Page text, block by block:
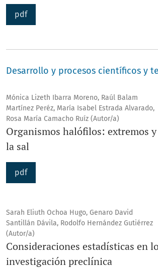
pdf
Desarrollo y procesos científicos y
Mónica Lizeth Ibarra Moreno, Raúl Balam
Martínez Peréz, María Isabel Estrada Alvarado,
Rosa María Camacho Ruíz (Autor/a)
Organismos halófilos: extremos y
la sal
pdf
Sarah Eliuth Ochoa Hugo, Genaro David
Santillán Dávila, Rodolfo Hernández Gutiérrez
(Autor/a)
Consideraciones estadísticas en
investigación preclínica